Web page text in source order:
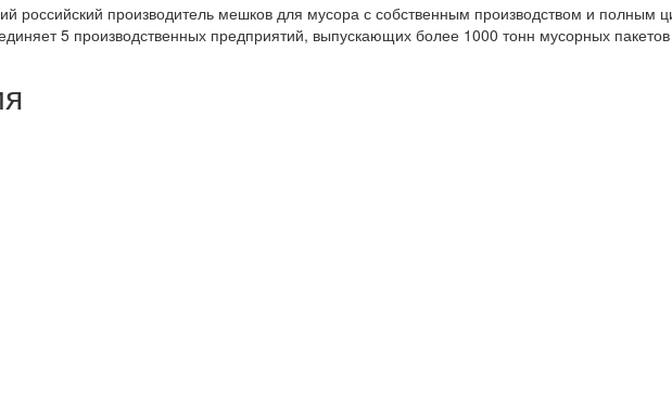
российский производитель мешков для мусора с собственным производством и полным
5 производственных предприятий, выпускающих более 1000 тонн мусорных